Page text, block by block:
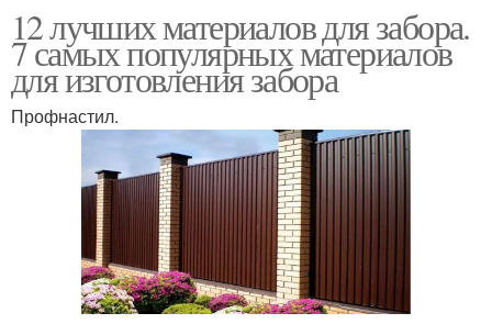
12 лучших материалов для забора.
7 самых популярных материалов
для изготовления забора
Профнастил.